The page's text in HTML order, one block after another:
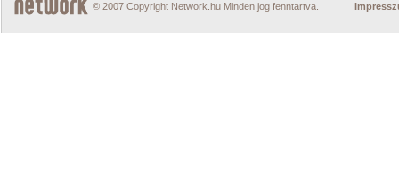
© 2007 Copyright Network.hu Minden jog fenntartva.